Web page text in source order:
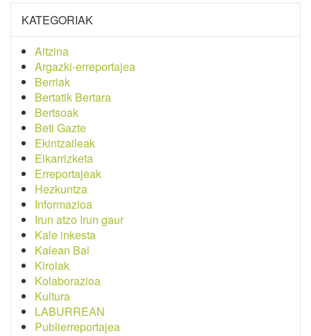
KATEGORIAK
Aitzina
Argazki-erreportajea
Berriak
Bertatik Bertara
Bertsoak
Beti Gazte
Ekintzaileak
Elkarrizketa
Erreportajeak
Hezkuntza
Informazioa
Irun atzo Irun gaur
Kale inkesta
Kalean Bai
Kirolak
Kolaborazioa
Kultura
LABURREAN
Publierreportajea